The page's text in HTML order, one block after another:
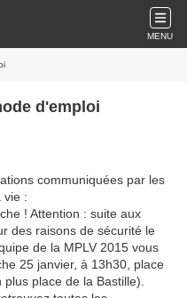
MENU
d'emploi
communiquées par les
vie :
! Attention : suite aux
des raisons de sécurité le
de la MPLV 2015 vous
25 janvier, à 13h30, place
place de la Bastille).